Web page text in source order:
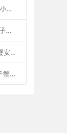
CCTV-7-《致富经》-抓住两小时 他靠软壳蟹发硬财
CCTV-7 《科技苑》-养在盒子里的螃蟹
CCTV-10《我爱发明》--螃蟹安家记
浙江 台州日报 王韦：给梭子蟹建“单身公寓”